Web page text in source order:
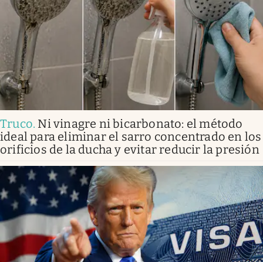
Truco. Ni vinagre ni bicarbonato: el método
ideal para eliminar el sarro concentrado en los
orificios de la ducha y evitar reducir la presión